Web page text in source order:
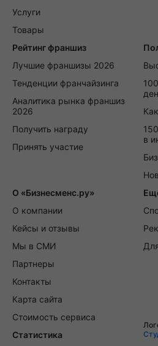
Услуги
Товары
Рейтинг франшиз
Лучшие франшизы 2026
Тенденции франчайзинга
Аналитика рынка франшиз
2026
Получить награду
Принять участие
в
О «Бизнесменс.ру»
О компании
Кейсы и отзывы
Мы в СМИ
Партнеры
Контакты
Карта сайта
Стоимость сервиса
Статистика